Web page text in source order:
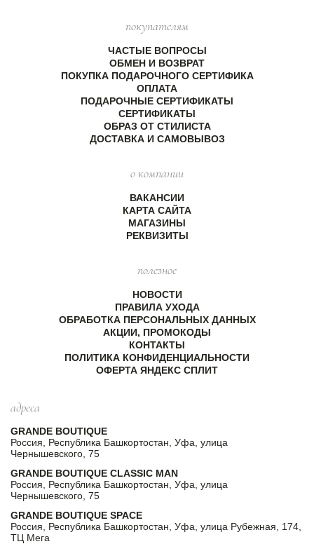
покупателям
ЧАСТЫЕ ВОПРОСЫ
ОБМЕН И ВОЗВРАТ
ПОКУПКА ПОДАРОЧНОГО СЕРТИФИКА
ОПЛАТА
ПОДАРОЧНЫЕ СЕРТИФИКАТЫ
СЕРТИФИКАТЫ
ОБРАЗ ОТ СТИЛИСТА
ДОСТАВКА И САМОВЫВОЗ
о компании
ВАКАНСИИ
КАРТА САЙТА
МАГАЗИНЫ
РЕКВИЗИТЫ
полезное
НОВОСТИ
ПРАВИЛА УХОДА
ОБРАБОТКА ПЕРСОНАЛЬНЫХ ДАННЫХ
АКЦИИ, ПРОМОКОДЫ
КОНТАКТЫ
ПОЛИТИКА КОНФИДЕНЦИАЛЬНОСТИ
ОФЕРТА ЯНДЕКС СПЛИТ
адреса
GRANDE BOUTIQUE
Россия, Республика Башкортостан, Уфа, улица
Чернышевского, 75
GRANDE BOUTIQUE CLASSIC MAN
Россия, Республика Башкортостан, Уфа, улица
Чернышевского, 75
GRANDE BOUTIQUE SPACE
Россия, Республика Башкортостан, Уфа, улица Рубежная, 174,
ТЦ Мега